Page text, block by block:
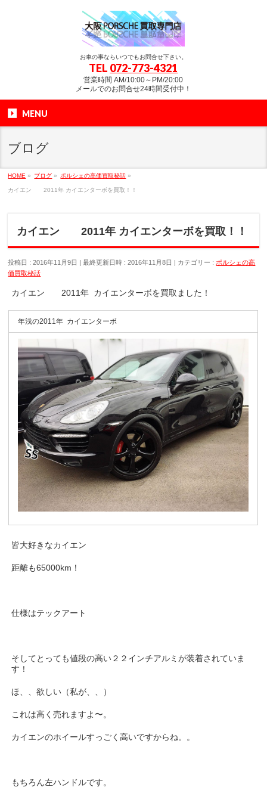
お車の事ならいつでもお問合せ下さい。
TEL 072-773-4321
営業時間 AM/10:00～PM/20:00
メールでのお問合せ24時間受付中！
MENU
ブログ
HOME » ブログ » ポルシェの高価買取秘話 »
カイエン 2011年 カイエンターボを買取！！
カイエン 2011年 カイエンターボを買取！！
投稿日 : 2016年11月9日 最終更新日時 : 2016年11月8日 カテゴリー : ポルシェの高
価買取秘話
カイエン 2011年 カイエンターボを買取ました！
年浅の2011年 カイエンターボ
皆大好きなカイエン
距離も65000km！
仕様はテックアート
そしてとっても値段の高い２２インチアルミが装着されていま
す！
ほ、、欲しい（私が、、）
これは高く売れますよ〜。
カイエンのホイールすっごく高いですからね。。
もちろん左ハンドルです。